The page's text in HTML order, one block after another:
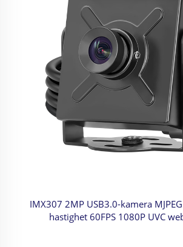
IMX307 2MP USB3.0-kamera
hastighet 60FPS 1080P UVC